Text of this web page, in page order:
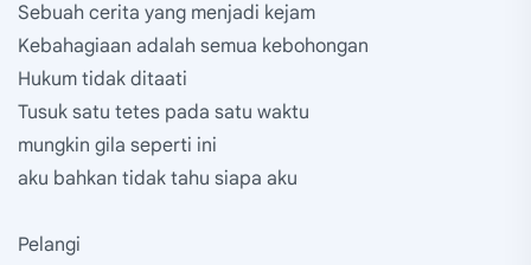
Sebuah cerita yang menjadi kejam
Kebahagiaan adalah semua kebohongan
Hukum tidak ditaati
Tusuk satu tetes pada satu waktu
mungkin gila seperti ini
aku bahkan tidak tahu siapa aku
Pelangi